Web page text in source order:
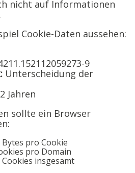
nicht auf Informationen
Cookie-Daten aussehen:
9
Unterscheidung der
Jahren
sollte ein Browser
pro Cookie
pro Domain
insgesamt